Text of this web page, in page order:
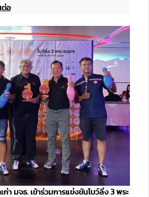
ต่อ
า มจธ. เข้าร่วมการแข่งขันโบว์ลิ่ง 3 พระ